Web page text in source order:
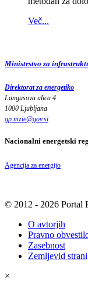
Več...
Ministrstvo za
Direktorat za energetiko
Langusova ulica 4
1000 Ljubljana
gp.mzie@gov.si
Nacionalni energetski
Agencija za energijo
© 2012 - 2026 Portal
O avtorjih
Pravno
Zasebnost
Zemljevid strani
×